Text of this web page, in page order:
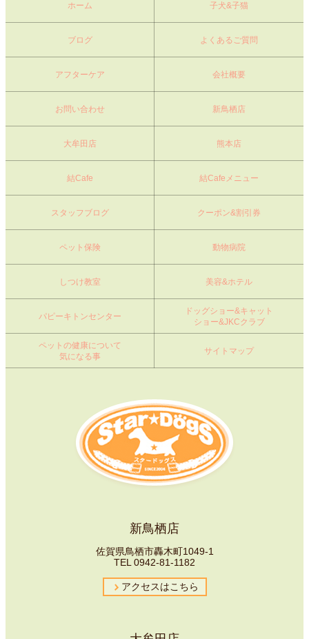
ホーム 子犬&子猫
ブログ よくあるご質問
アフターケア 会社概要
お問い合わせ 新鳥栖店
大牟田店 熊本店
結Cafe 結Cafeメニュー
スタッフブログ クーポン&割引券
ペット保険 動物病院
しつけ教室 美容&ホテル
パピーキトンセンター
ドッグショー&キャット
ショー&JKCクラブ
ペットの健康について
気になる事
サイトマップ
新鳥栖店
佐賀県鳥栖市轟木町1049-1
TEL 0942-81-1182
アクセスはこちら